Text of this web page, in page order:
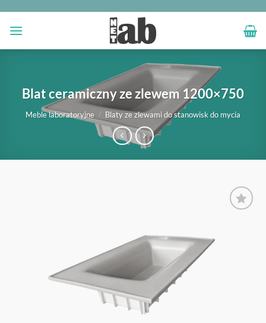
zawartości
Blat ceramiczny ze zlewem 1200×750
Meble laboratoryjne / Blaty ze zlewami do stanowisk do mycia